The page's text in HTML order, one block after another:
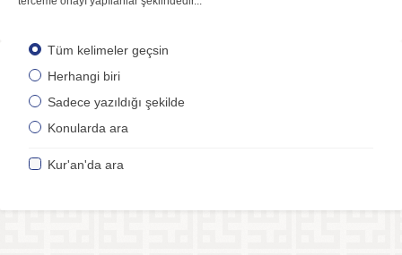
Tüm kelimeler geçsin
Herhangi biri
Sadece yazıldığı şekilde
Konularda ara
Kur'an'da ara